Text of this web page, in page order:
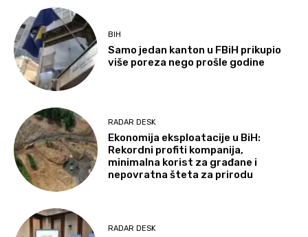
BIH
Samo jedan kanton u FBiH prikupio
više poreza nego prošle godine
RADAR DESK
Ekonomija eksploatacije u BiH:
Rekordni profiti kompanija,
minimalna korist za građane i
nepovratna šteta za prirodu
RADAR DESK